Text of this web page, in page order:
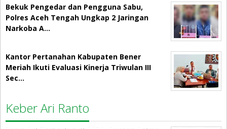
Bekuk Pengedar dan Pengguna Sabu,
Polres Aceh Tengah Ungkap 2 Jaringan
Narkoba A…
Kantor Pertanahan Kabupaten Bener
Meriah Ikuti Evaluasi Kinerja Triwulan III
Sec…
Keber Ari Ranto